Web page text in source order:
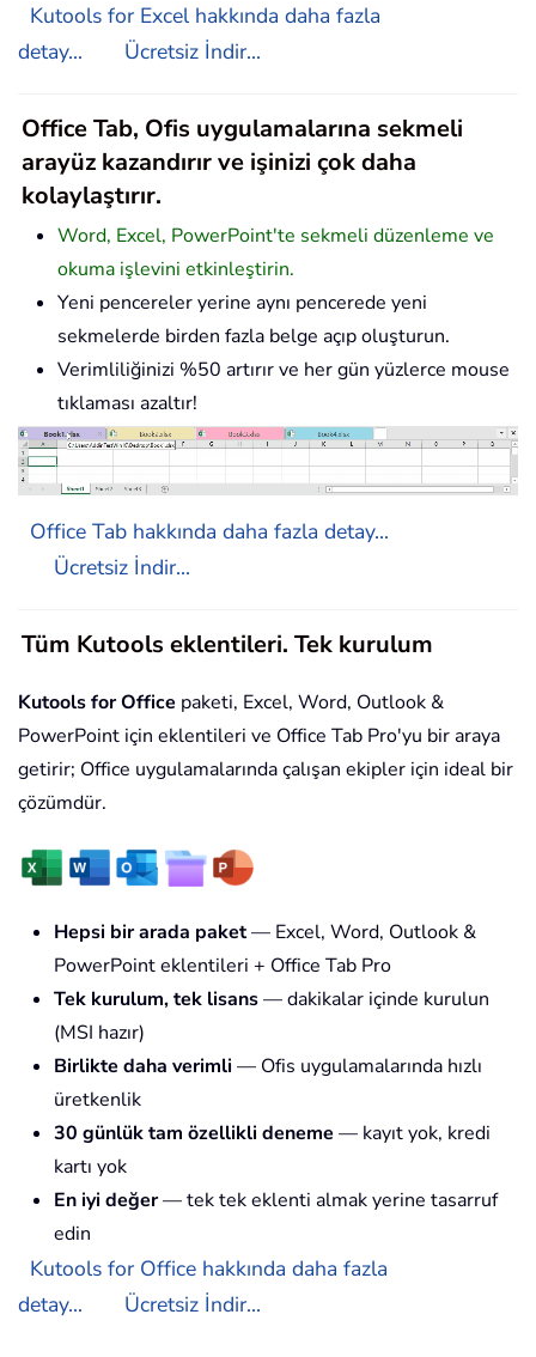
Kutools for Excel hakkında daha fazla
detay...
Ücretsiz İndir...
Office Tab, Ofis uygulamalarına sekmeli
arayüz kazandırır ve işinizi çok daha
kolaylaştırır.
Word, Excel, PowerPoint'te sekmeli düzenleme ve
okuma işlevini etkinleştirin.
Yeni pencereler yerine aynı pencerede yeni
sekmelerde birden fazla belge açıp oluşturun.
Verimliliğinizi %50 artırır ve her gün yüzlerce mouse
tıklaması azaltır!
Office Tab hakkında daha fazla detay...
Ücretsiz İndir...
Tüm Kutools eklentileri. Tek kurulum
Kutools for Office paketi, Excel, Word, Outlook &
PowerPoint için eklentileri ve Office Tab Pro'yu bir araya
getirir; Office uygulamalarında çalışan ekipler için ideal bir
çözümdür.
Hepsi bir arada paket— Excel, Word, Outlook &
PowerPoint eklentileri + Office Tab Pro
Tek kurulum, tek lisans— dakikalar içinde kurulun
(MSI hazır)
Birlikte daha verimli — Ofis uygulamalarında hızlı
üretkenlik
30 günlük tam özellikli deneme — kayıt yok, kredi
kartı yok
En iyi değer— tek tek eklenti almak yerine tasarruf
edin
Kutools for Office hakkında daha fazla
detay...
Ücretsiz İndir...